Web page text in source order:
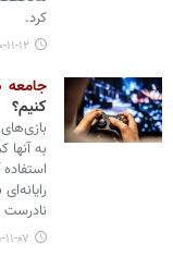
کرد.
۱۴۰۰-۱۱-
جامعه
کنیم؟
به
۱۴۰۰-۱۱-